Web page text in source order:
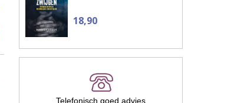
18,90
Telefonisch goed advies